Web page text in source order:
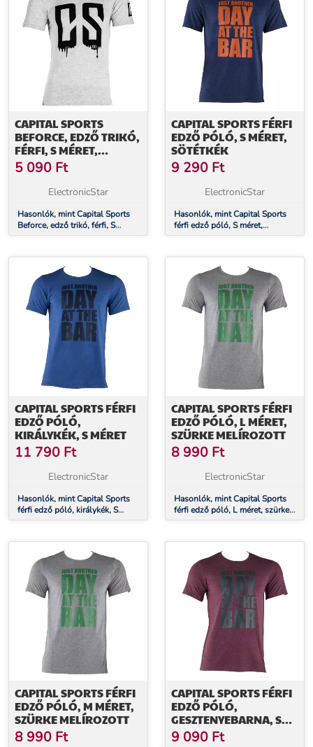
CAPITAL SPORTS
BEFORCE, EDZŐ TRIKÓ,
FÉRFI, S MÉRET,
SZÜRKE
5 090 Ft
ElectronicStar
Hasonlók, mint Capital Sports
Beforce, edző trikó, férfi, S
méret, szürke
CAPITAL SPORTS FÉRFI
EDZŐ PÓLÓ, S MÉRET,
SÖTÉTKÉK
9 290 Ft
ElectronicStar
Hasonlók, mint Capital Sports
férfi edző póló, S méret,
sötétkék
CAPITAL SPORTS FÉRFI
EDZŐ PÓLÓ,
KIRÁLYKÉK, S MÉRET
11 790 Ft
ElectronicStar
Hasonlók, mint Capital Sports
férfi edző póló, királykék, S
méret
CAPITAL SPORTS FÉRFI
EDZŐ PÓLÓ, L MÉRET,
SZÜRKE MELÍROZOTT
8 990 Ft
ElectronicStar
Hasonlók, mint Capital Sports
férfi edző póló, L méret, szürke
melírozott
CAPITAL SPORTS FÉRFI
EDZŐ PÓLÓ, M MÉRET,
SZÜRKE MELÍROZOTT
8 990 Ft
CAPITAL SPORTS FÉRFI
EDZŐ PÓLÓ,
GESZTENYEBARNA, S
MÉRET
9 090 Ft